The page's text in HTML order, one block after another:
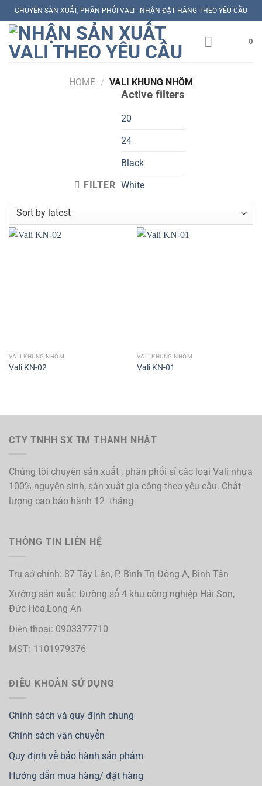
Skip
to
content
CHUYÊN SẢN XUẤT, PHÂN PHỐI VALI - NHẬN ĐẶT HÀNG THEO YÊU CẦU
0
HOME / VALI KHUNG NHÔM
FILTER
Active filters
20
24
Black
White
VALI KHUNG NHÔM
Vali KN-02
VALI KHUNG NHÔM
Vali KN-01
CTY TNHH SX TM THANH NHẬT
Chúng tôi chuyên sản xuất , phân phối sỉ các loại Vali nhựa
100% nguyên sinh, sản xuất gia công theo yêu cầu. Chất
lượng cao bảo hành 12 tháng
THÔNG TIN LIÊN HỆ
Trụ sở chính: 87 Tây Lân, P. Bình Trị Đông A, Bình Tân
Xưởng sản xuất: Đường số 4 khu công nghiệp Hải Sơn,
Đức Hòa,Long An
Điện thoạị: 0903377710
MST: 1101979376
ĐIỀU KHOẢN SỬ DỤNG
Chính sách và quy định chung
Chính sách vận chuyển
Quy định về bảo hành sản phẩm
Hướng dẫn mua hàng/ đặt hàng